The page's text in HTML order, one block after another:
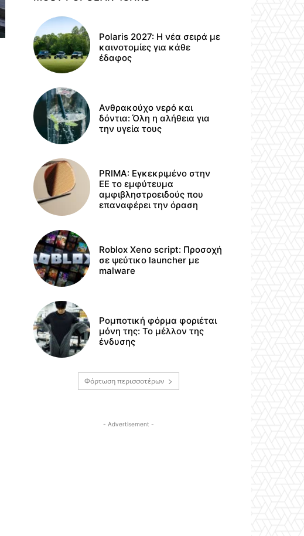
Polaris 2027: Η νέα σειρά με
καινοτομίες για κάθε
έδαφος
Ανθρακούχο νερό και
δόντια: Όλη η αλήθεια για
την υγεία τους
PRIMA: Εγκεκριμένο στην
ΕΕ το εμφύτευμα
αμφιβληστροειδούς που
επαναφέρει την όραση
Roblox Xeno script: Προσοχή
σε ψεύτικο launcher με
malware
Ρομποτική φόρμα φοριέται
μόνη της: Το μέλλον της
ένδυσης
Φόρτωση περισσοτέρων
- Advertisement -